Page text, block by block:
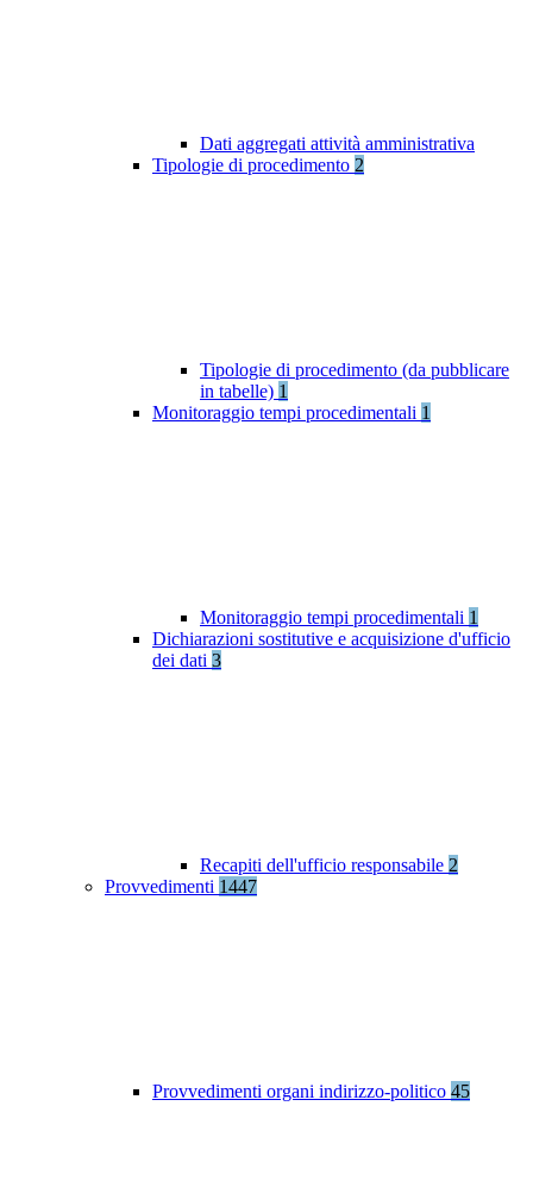
Dati aggregati attività amministrativa
Tipologie di procedimento 2
Tipologie di procedimento (da pubblicare
in tabelle) 1
Monitoraggio tempi procedimentali 1
Monitoraggio tempi procedimentali 1
Dichiarazioni sostitutive e acquisizione d'ufficio
dei dati 3
Recapiti dell'ufficio responsabile 2
Provvedimenti 1447
Provvedimenti organi indirizzo-politico 45